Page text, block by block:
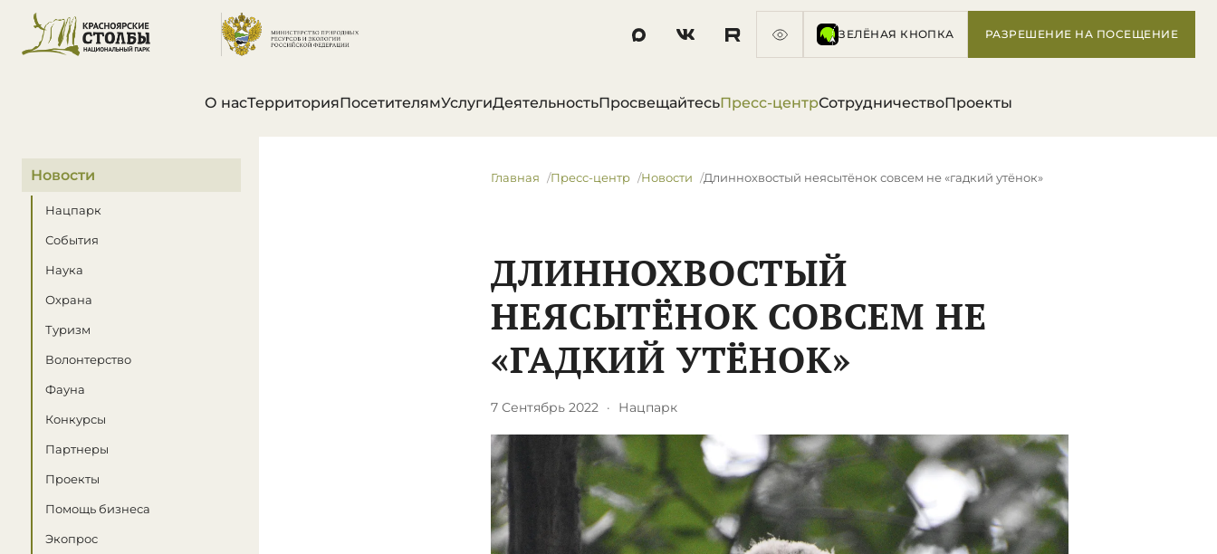
ЗЕЛЁНАЯ КНОПКА РАЗРЕШЕНИЕ НА ПОСЕЩЕНИЕ
О насТерриторияПосетителямУслугиДеятельностьПросвещайтесьПресс-центрСотрудничествоПроекты
В этом разделе
Новости
Нацпарк
События
Наука
Охрана
Туризм
Волонтерство
Фауна
Конкурсы
Партнеры
Проекты
Помощь бизнеса
Экопрос
Главная Пресс-центр Новости Длиннохвостый неясытёнок совсем не «гадкий утёнок»
ДЛИННОХВОСТЫЙ
НЕЯСЫТЁНОК СОВСЕМ НЕ
«ГАДКИЙ УТЁНОК»
7 Сентябрь 2022 · Нацпарк